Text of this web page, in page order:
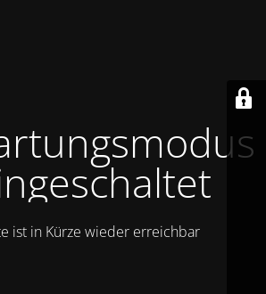
ist in Kürze wieder erreichbar